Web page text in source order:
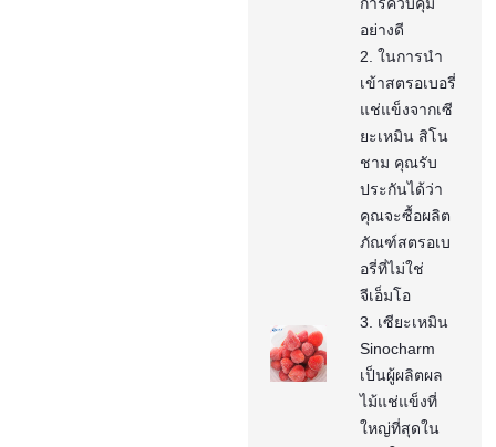
อย่างดี
2. ในการนำ
เข้าสตรอเบอรี่
แช่แข็งจากเซี
ยะเหมิน สิโน
ชาม คุณรับ
ประกันได้ว่า
คุณจะซื้อผลิต
ภัณฑ์สตรอเบ
อรี่ที่ไม่ใช่
จีเอ็มโอ
3. เซียะเหมิน
Sinocharm
เป็นผู้ผลิตผล
ไม้แช่แข็งที่
ใหญ่ที่สุดใน